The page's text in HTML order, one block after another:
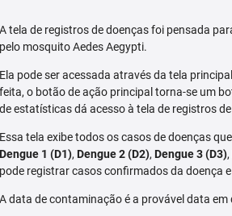
A tela de registros de doenças foi pensada
pelo mosquito Aedes Aegypti.
Ela pode ser acessada através da tela
feita, o botão de ação principal torna-se um
de estatísticas dá acesso à tela de registros
Essa tela exibe todos os casos de doenças
Dengue 1 (D1),Dengue 2 (D2),Dengue 3 (D3),
pode registrar casos confirmados da doença
A data de contaminação é a provável data